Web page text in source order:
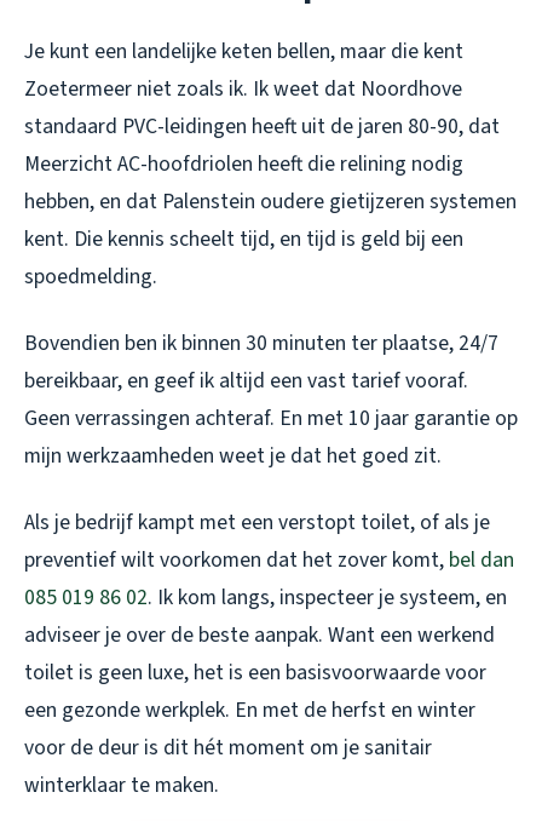
Je kunt een landelijke keten bellen, maar die kent
Zoetermeer niet zoals ik. Ik weet dat Noordhove
standaard PVC-leidingen heeft uit de jaren 80-90, dat
Meerzicht AC-hoofdriolen heeft die relining nodig
hebben, en dat Palenstein oudere gietijzeren systemen
kent. Die kennis scheelt tijd, en tijd is geld bij een
spoedmelding.
Bovendien ben ik binnen 30 minuten ter plaatse, 24/7
bereikbaar, en geef ik altijd een vast tarief vooraf.
Geen verrassingen achteraf. En met 10 jaar garantie op
mijn werkzaamheden weet je dat het goed zit.
Als je bedrijf kampt met een verstopt toilet, of als je
preventief wilt voorkomen dat het zover komt, bel dan
085 019 86 02. Ik kom langs, inspecteer je systeem, en
adviseer je over de beste aanpak. Want een werkend
toilet is geen luxe, het is een basisvoorwaarde voor
een gezonde werkplek. En met de herfst en winter
voor de deur is dit hét moment om je sanitair
winterklaar te maken.